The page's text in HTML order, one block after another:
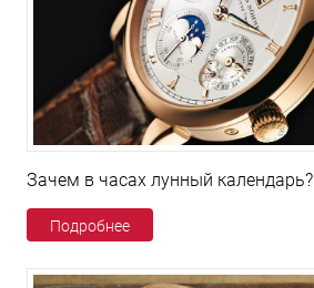
Зачем в часах лунный календарь?
Подробнее